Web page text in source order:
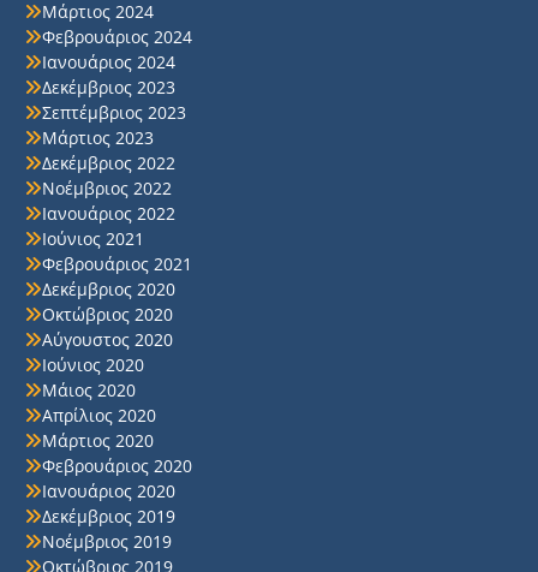
Μάρτιος 2024
Φεβρουάριος 2024
Ιανουάριος 2024
Δεκέμβριος 2023
Σεπτέμβριος 2023
Μάρτιος 2023
Δεκέμβριος 2022
Νοέμβριος 2022
Ιανουάριος 2022
Ιούνιος 2021
Φεβρουάριος 2021
Δεκέμβριος 2020
Οκτώβριος 2020
Αύγουστος 2020
Ιούνιος 2020
Μάιος 2020
Απρίλιος 2020
Μάρτιος 2020
Φεβρουάριος 2020
Ιανουάριος 2020
Δεκέμβριος 2019
Νοέμβριος 2019
Οκτώβριος 2019